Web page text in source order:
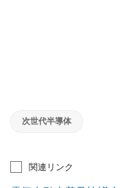
次世代半導体
関連リンク